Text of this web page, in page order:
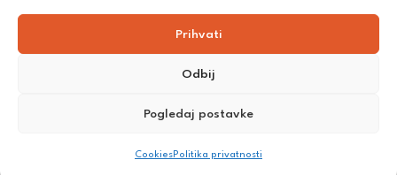
Prihvati
Odbij
Pogledaj postavke
CookiesPolitika privatnosti
d.o.o.